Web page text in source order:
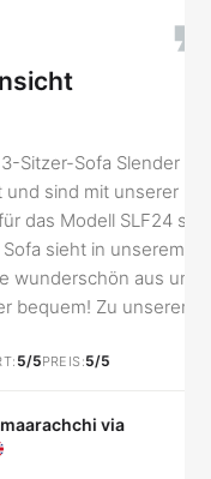
in
sehr
und
und
auf
jeden